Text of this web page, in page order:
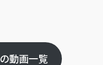
動画一覧